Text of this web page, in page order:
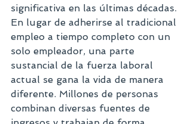
significativa en las últimas décadas.
En lugar de adherirse al tradicional
empleo a tiempo completo con un
solo empleador, una parte
sustancial de la fuerza laboral
actual se gana la vida de manera
diferente. Millones de personas
combinan diversas fuentes de